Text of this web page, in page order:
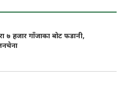
७ हजार गाँजाका बोट फडानी,